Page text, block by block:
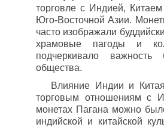
торговле с Индией,
Юго-Восточной Азии.
часто изображали
храмовые пагоды и
подчеркивало
общества.
Влияние Индии и
торговым отношениям с
монетах Пагана можно
индийской и китайской